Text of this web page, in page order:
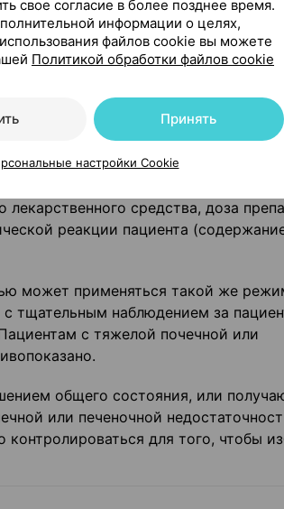
сред­ствами
альфа-глюкозидазы и
приемом
день.
средства, доза
реакции пациента
может применяться такой же
тщательным наблюдением за
с тяжелой почечной или
общего состояния, или
или печеночной
для того, что­бы
свое согласие в более позднее время.
информации о целях,
файлов cookie вы можете
Политикой обработки файлов cookie
Принять
настройки Cookie